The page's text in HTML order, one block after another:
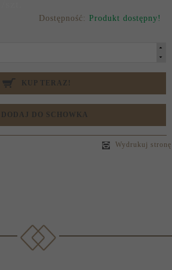
Dostępność: Produkt dostępny!
KUP TERAZ!
DODAJ DO SCHOWKA
Wydrukuj stronę